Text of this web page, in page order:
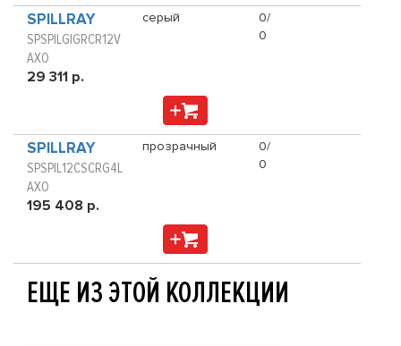
SPILLRAY
SPSPILGIGRCR12V
AXO
29 311 р.
серый
0/
0
SPILLRAY
SPSPIL12CSCRG4L
AXO
195 408 р.
прозрачный
0/
0
ЕЩЕ ИЗ ЭТОЙ КОЛЛЕКЦИИ